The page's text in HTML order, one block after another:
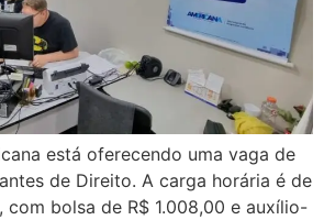
está oferecendo uma vaga de
de Direito. A carga horária é de
com bolsa de R$ 1.008,00 e auxílio-